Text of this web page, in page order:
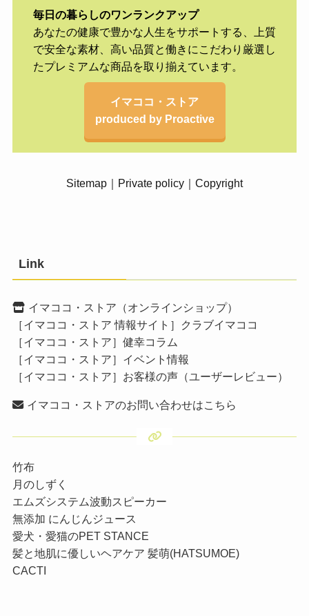
毎日の暮らしのワンランクアップ
あなたの健康で豊かな人生をサポートする、上質
で安全な素材、高い品質と働きにこだわり厳選し
たプレミアムな商品を取り揃えています。
イマココ・ストア
produced by Proactive
Sitemap Private policy Copyright
Link
イマココ・ストア（オンラインショップ）
［イマココ・ストア 情報サイト］クラブイマココ
［イマココ・ストア］健幸コラム
［イマココ・ストア］イベント情報
［イマココ・ストア］お客様の声（ユーザーレビュー）
イマココ・ストアのお問い合わせはこちら
竹布
月のしずく
エムズシステム波動スピーカー
無添加 にんじんジュース
愛犬・愛猫のPET STANCE
髪と地肌に優しいヘアケア 髪萌(HATSUMOE)
CACTI